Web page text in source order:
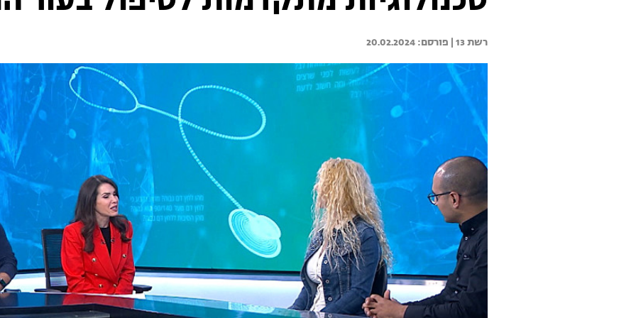
רשת 13 | 20.02.2024